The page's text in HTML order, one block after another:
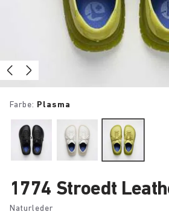
Farbe: Plasma
1774 Stroedt
Naturleder